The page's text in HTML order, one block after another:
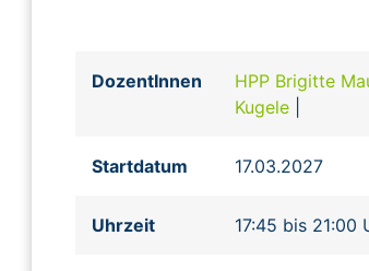
DozentInnen HPP Brigitte
Kugele
Startdatum 17.03.2027
Uhrzeit 17:45 bis 21:00